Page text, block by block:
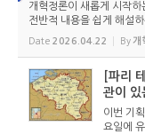
개혁정론이 새롭게 시작하
전반적 내용을 쉽게 해설
로서 여기에 싣는 것은 기
Date 2026.04.22 By 개
[파리
관이 있
이번 기
요일에